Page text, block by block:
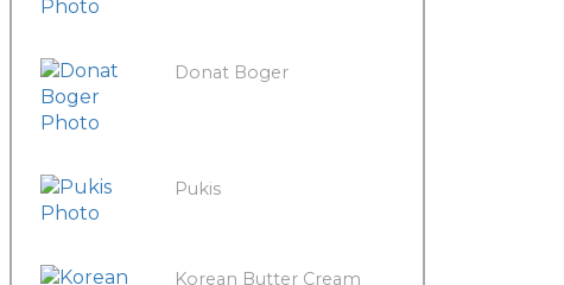
Donat Boger
Pukis
Korean Butter Cream